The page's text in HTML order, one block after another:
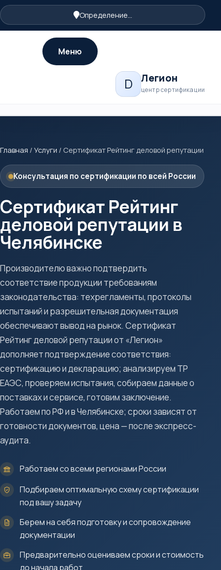
Определение...
D Легион
центр сертификации
Меню
Главная / Услуги / Сертификат Рейтинг деловой репутации
Консультация по сертификации по всей России
Сертификат Рейтинг
деловой репутации в
Челябинске
Производителю важно подтвердить
соответствие продукции требованиям
законодательства: техрегламенты, протоколы
испытаний и разрешительная документация
обеспечивают вывод на рынок. Сертификат
Рейтинг деловой репутации от «Легион»
дополняет подтверждение соответствия:
сертификацию и декларацию; анализируем ТР
ЕАЭС, проверяем испытания, собираем данные о
поставках и сервисе, готовим заключение.
Работаем по РФ и в Челябинске; сроки зависят от
готовности документов, цена — после экспресс-
аудита.
Работаем со всеми регионами России
Подбираем оптимальную схему сертификации
под вашу задачу
Берем на себя подготовку и сопровождение
документации
Предварительно оцениваем сроки и стоимость
до начала работ